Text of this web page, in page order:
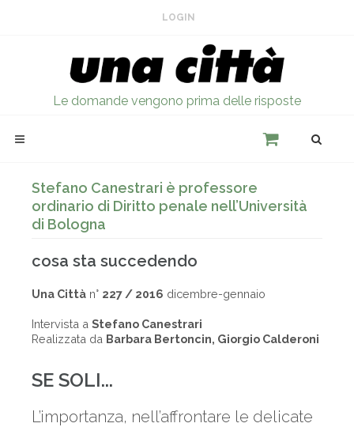
LOGIN
Le domande vengono prima delle risposte
Stefano Canestrari è professore
ordinario di Diritto penale nell’Università
di Bologna
cosa sta succedendo
Una Città n° 227 / 2016 dicembre-gennaio
Intervista a Stefano Canestrari
Realizzata da Barbara Bertoncin, Giorgio Calderoni
SE SOLI...
L’importanza, nell’affrontare le delicate